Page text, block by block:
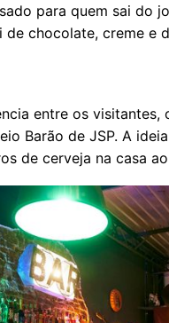
para quem sai do
chocolate, creme e
entre os
Barão de JSP. A
de cerveja na casa